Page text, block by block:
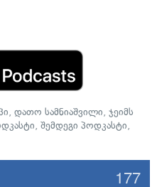
, დათო სამნიაშვილი, ჯეიმს
, შემდეგი პოდკასტი,
177